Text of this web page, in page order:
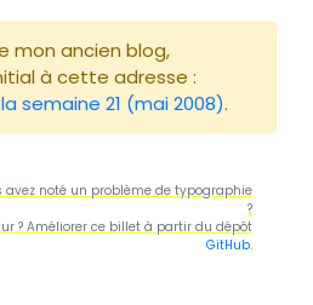
mon ancien blog,
à cette adresse :
semaine 21 (mai 2008).
avez noté un problème de typographie
?
? Améliorer ce billet à partir du dépôt
GitHub.